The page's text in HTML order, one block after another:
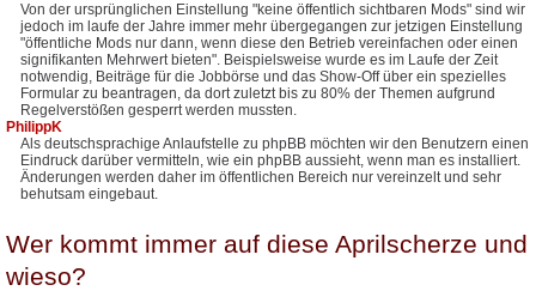
Von der ursprünglichen Einstellung "keine öffentlich sichtbaren Mods" sind wir
jedoch im laufe der Jahre immer mehr übergegangen zur jetzigen Einstellung
"öffentliche Mods nur dann, wenn diese den Betrieb vereinfachen oder einen
signifikanten Mehrwert bieten". Beispielsweise wurde es im Laufe der Zeit
notwendig, Beiträge für die Jobbörse und das Show-Off über ein spezielles
Formular zu beantragen, da dort zuletzt bis zu 80% der Themen aufgrund
Regelverstößen gesperrt werden mussten.
PhilippK
Als deutschsprachige Anlaufstelle zu phpBB möchten wir den Benutzern einen
Eindruck darüber vermitteln, wie ein phpBB aussieht, wenn man es installiert.
Änderungen werden daher im öffentlichen Bereich nur vereinzelt und sehr
behutsam eingebaut.
Wer kommt immer auf diese Aprilscherze und
wieso?